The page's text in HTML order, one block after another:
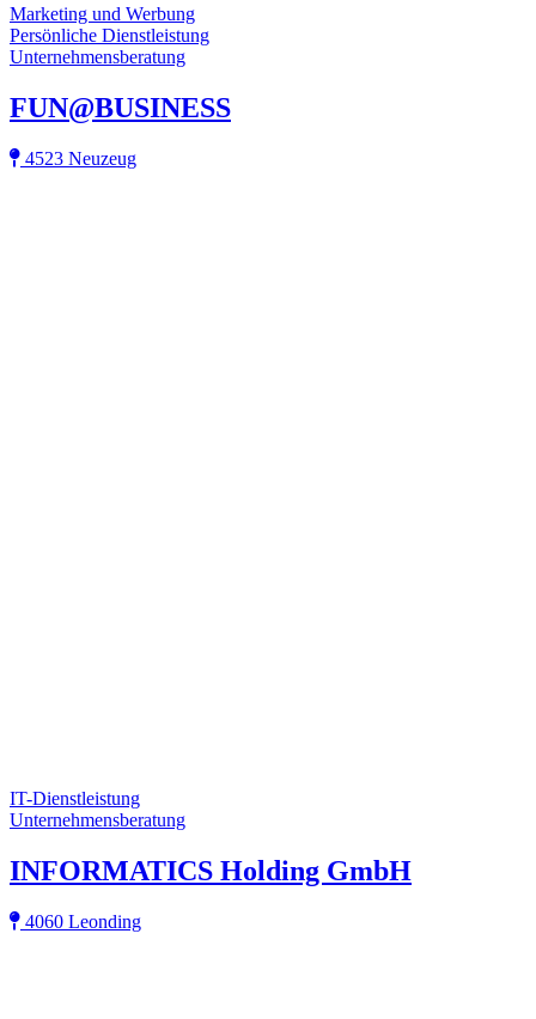
Marketing und Werbung
Persönliche Dienstleistung
Unternehmensberatung
FUN@BUSINESS
4523 Neuzeug
IT-Dienstleistung
Unternehmensberatung
INFORMATICS Holding GmbH
4060 Leonding